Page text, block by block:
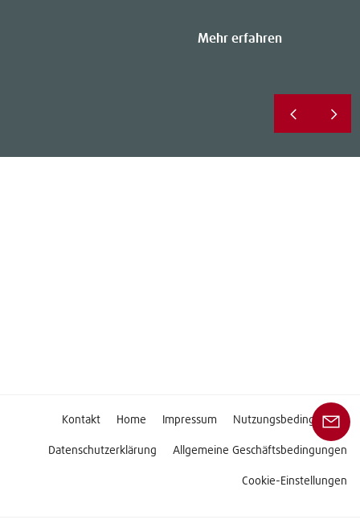
Mehr erfahren
Kontakt Home Impressum Nutzungsbedingungen
Datenschutzerklärung Allgemeine Geschäftsbedingungen
Cookie-Einstellungen